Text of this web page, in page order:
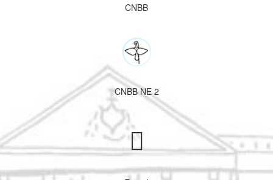
CNBB
CNBB NE 2